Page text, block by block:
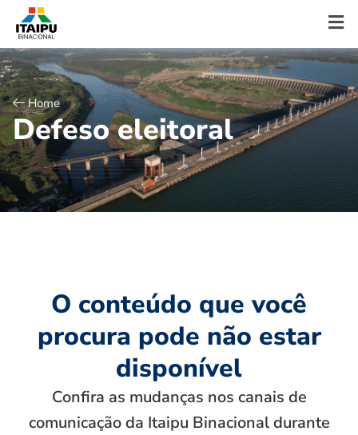
Home
Defeso eleitoral
O conteúdo que você
procura pode não estar
disponível
Confira as mudanças nos canais de
comunicação da Itaipu Binacional durante